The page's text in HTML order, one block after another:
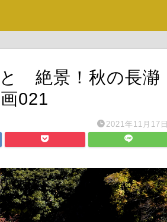
絶景！秋の長瀞
021
2021年11月17日